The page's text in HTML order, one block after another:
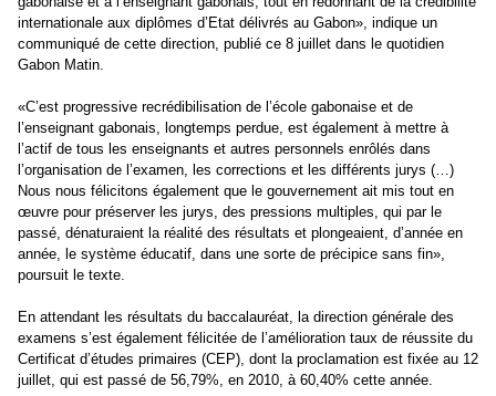
internationale aux diplômes d’Etat délivrés au Gabon», indique un
communiqué de cette direction, publié ce 8 juillet dans le quotidien
Gabon Matin.
«C’est progressive recrédibilisation de l’école gabonaise et de
l’enseignant gabonais, longtemps perdue, est également à mettre à
l’actif de tous les enseignants et autres personnels enrôlés dans
l’organisation de l’examen, les corrections et les différents jurys (…)
Nous nous félicitons également que le gouvernement ait mis tout en
œuvre pour préserver les jurys, des pressions multiples, qui par le
passé, dénaturaient la réalité des résultats et plongeaient, d’année en
année, le système éducatif, dans une sorte de précipice sans fin»,
poursuit le texte.
En attendant les résultats du baccalauréat, la direction générale des
examens s’est également félicitée de l’amélioration taux de réussite du
Certificat d’études primaires (CEP), dont la proclamation est fixée au 12
juillet, qui est passé de 56,79%, en 2010, à 60,40% cette année.